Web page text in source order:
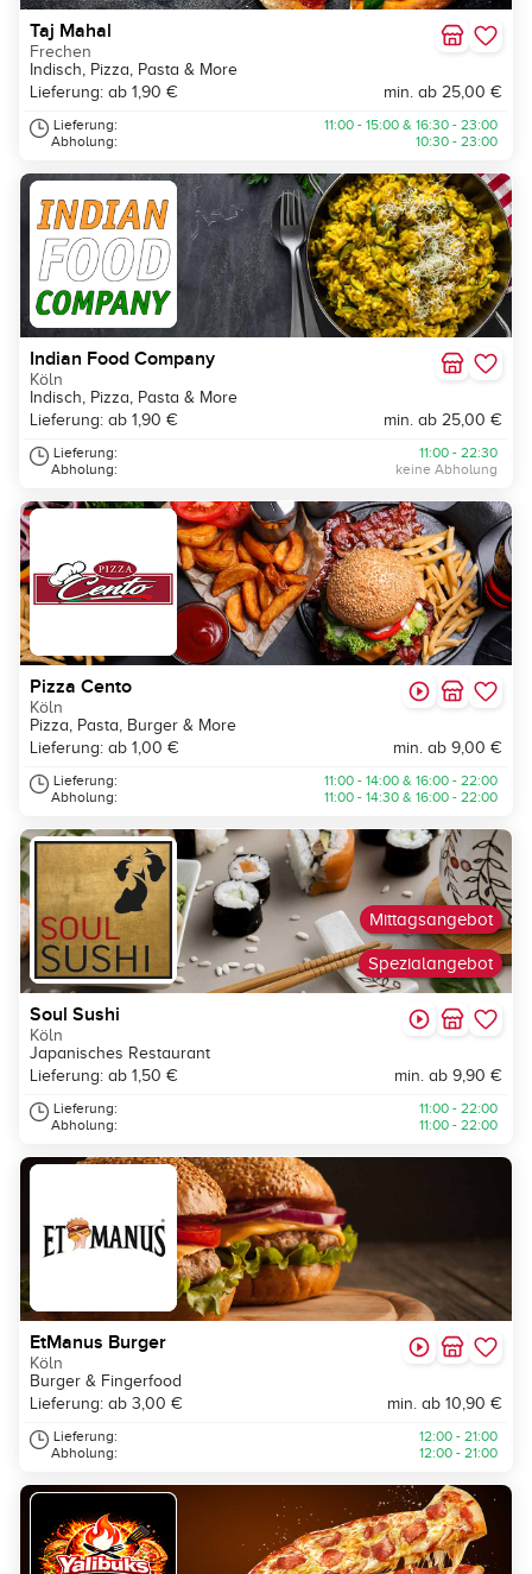
Taj Mahal
Frechen
Indisch, Pizza, Pasta & More
Lieferung: ab 1,90 €
min. ab 25,00 €
Lieferung:
Abholung:
11:00 - 15:00 & 16:30 - 23:00
10:30 - 23:00
Indian Food Company
Köln
Indisch, Pizza, Pasta & More
Lieferung: ab 1,90 €
min. ab 25,00 €
Lieferung:
Abholung:
11:00 - 22:30
keine Abholung
Pizza Cento
Köln
Pizza, Pasta, Burger & More
Lieferung: ab 1,00 €
min. ab 9,00 €
Lieferung:
Abholung:
11:00 - 14:00 & 16:00 - 22:00
11:00 - 14:30 & 16:00 - 22:00
Spezialangebot
Mittagsangebot
Soul Sushi
Köln
Japanisches Restaurant
Lieferung: ab 1,50 €
min. ab 9,90 €
Lieferung:
Abholung:
11:00 - 22:00
11:00 - 22:00
EtManus Burger
Köln
Burger & Fingerfood
Lieferung: ab 3,00 €
min. ab 10,90 €
Lieferung:
Abholung:
12:00 - 21:00
12:00 - 21:00